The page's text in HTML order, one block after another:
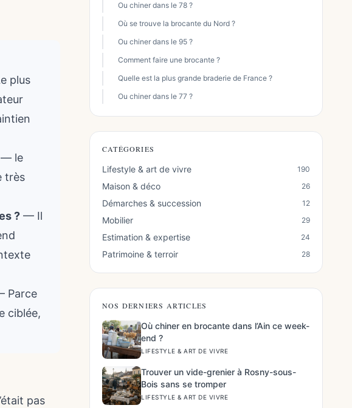
plus
— le
très
? — Il
Parce
ciblée,
pas
Ou chiner dans le 78 ?
Où se trouve la brocante du Nord ?
Ou chiner dans le 95 ?
Comment faire une brocante ?
Quelle est la plus grande braderie de France ?
Ou chiner dans le 77 ?
CATÉGORIES
Lifestyle & art de vivre 190
Maison & déco 26
Démarches & succession 12
Mobilier 29
Estimation & expertise 24
Patrimoine & terroir 28
NOS DERNIERS ARTICLES
Où chiner en brocante dans l’Ain ce week-
end ?
LIFESTYLE & ART DE VIVRE
Trouver un vide-grenier à Rosny-sous-
Bois sans se tromper
LIFESTYLE & ART DE VIVRE